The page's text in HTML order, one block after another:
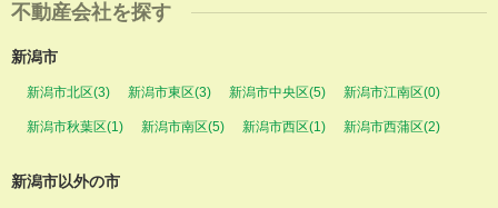
不動産会社を探す
新潟市
新潟市北区(3) 新潟市東区(3) 新潟市中央区(5) 新潟市江南区(0)
新潟市秋葉区(1) 新潟市南区(5) 新潟市西区(1) 新潟市西蒲区(2)
新潟市以外の市